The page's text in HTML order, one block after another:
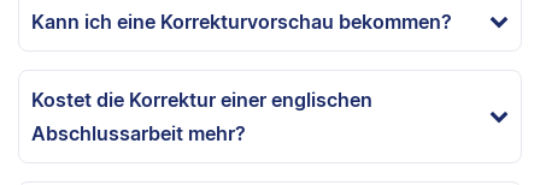
Kann ich eine Korrekturvorschau bekommen?
Kostet die Korrektur einer englischen
Abschlussarbeit mehr?